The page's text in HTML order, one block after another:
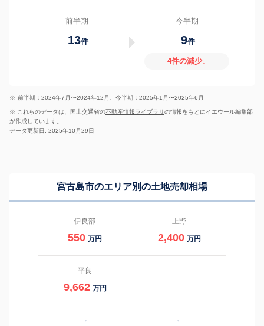
前半期
13件
今半期
9件
4件の減少↓
※ 前半期：2024年7月〜2024年12月、今半期：2025年1月〜2025年6月
※ これらのデータは、国土交通省の不動産情報ライブラリの情報をもとにイエウール編集部
が作成しています。
データ更新日: 2025年10月29日
宮古島市のエリア別の土地売却相場
伊良部
550 万円
上野
2,400 万円
平良
9,662 万円